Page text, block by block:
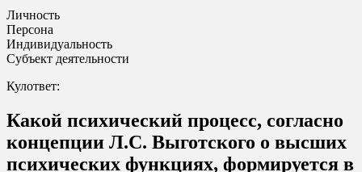
Личность
Персона
Индивидуальность
Субъект деятельности
Кулответ:
Какой психический процесс, согласно
концепции Л.С. Выготского о высших
психических функциях, формируется в